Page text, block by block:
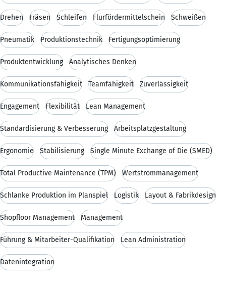
Drehen Fräsen Schleifen Flurfördermittelschein Schweißen
Pneumatik Produktionstechnik Fertigungsoptimierung
Produktentwicklung Analytisches Denken
Kommunikationsfähigkeit Teamfähigkeit Zuverlässigkeit
Engagement Flexibilität Lean Management
Standardisierung & Verbesserung Arbeitsplatzgestaltung
Ergonomie Stabilisierung Single Minute Exchange of Die (SMED)
Total Productive Maintenance (TPM) Wertstrommanagement
Schlanke Produktion im Planspiel Logistik Layout & Fabrikdesign
Shopfloor Management Management
Führung & Mitarbeiter-Qualifikation Lean Administration
Datenintegration